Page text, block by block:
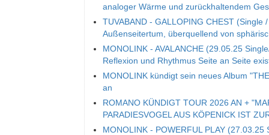
analoger Wärme und zurückhaltendem
TUVABAND - GALLOPING CHEST
Außenseitertum, überquellend von
MONOLINK - AVALANCHE (29.05.25
Reflexion und Rhythmus Seite an Seite
MONOLINK kündigt sein neues Album
an
ROMANO KÜNDIGT TOUR 2026 AN +
PARADIESVOGEL AUS KÖPENICK IST
MONOLINK - POWERFUL PLAY